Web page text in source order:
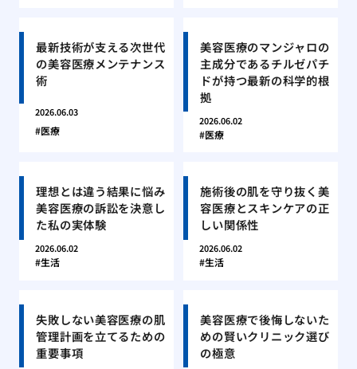
最新技術が支える次世代
の美容医療メンテナンス
術
2026.06.03
医療
美容医療のマンジャロの
主成分であるチルゼパチ
ドが持つ最新の科学的根
拠
2026.06.02
医療
理想とは違う結果に悩み
美容医療の訴訟を決意し
た私の実体験
2026.06.02
生活
施術後の肌を守り抜く美
容医療とスキンケアの正
しい関係性
2026.06.02
生活
失敗しない美容医療の肌
管理計画を立てるための
重要事項
美容医療で後悔しないた
めの賢いクリニック選び
の極意